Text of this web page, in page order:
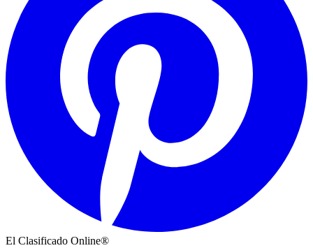
El Clasificado Online®